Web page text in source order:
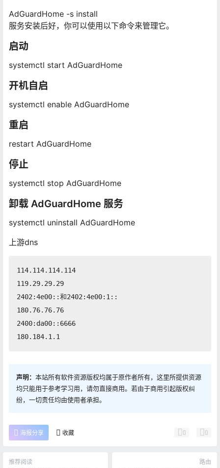
AdGuardHome -s install
服务安装后好，你可以使用以下命令来管理它。
启动
systemctl start AdGuardHome
开机自启
systemctl enable AdGuardHome
重启
restart AdGuardHome
停止
systemctl stop AdGuardHome
卸载 AdGuardHome 服务
systemctl uninstall AdGuardHome
上游dns
114.114.114.114
119.29.29.29
2402:4e00::和2402:4e00:1::
180.76.76.76
2400:da00::6666
180.184.1.1
声明： 本站所有软件资源版权均属于原作者所有，这里所提供资源
均只能用于参考学习用，请勿直接商用。若由于商用引起版权纠
纷，一切责任均由使用者承担。
海报分享 收藏 0 0
推荐阅读 路由